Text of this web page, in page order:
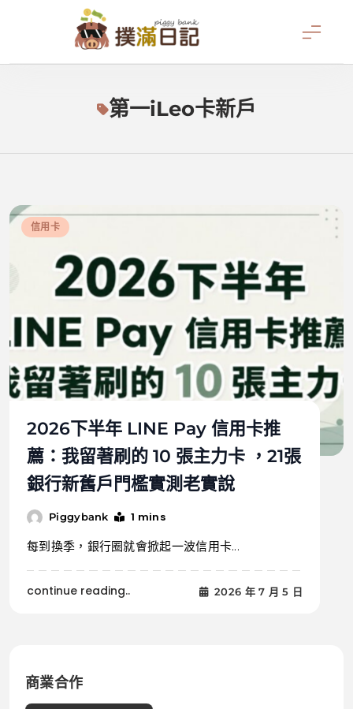
撲滿日記
第一iLeo卡新戶
信用卡
2026下半年 LINE Pay 信用卡推
薦：我留著刷的 10 張主力卡 ，21張
銀行新舊戶門檻實測老實說
Piggybank 1 mins
每到換季，銀行圈就會掀起一波信用卡...
continue reading.. 2026 年 7 月 5 日
商業合作